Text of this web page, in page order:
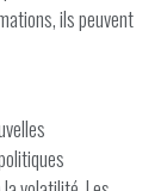
ils peuvent